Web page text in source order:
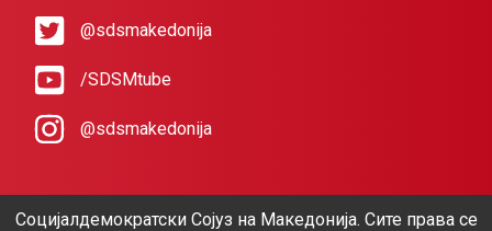
@sdsmakedonija
/SDSMtube
@sdsmakedonija
Социјалдемократски Сојуз на Македонија. Сите права се